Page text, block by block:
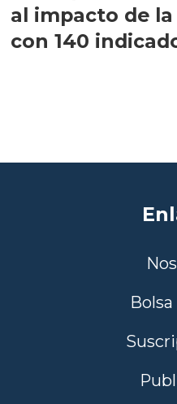
al impacto de
con 140